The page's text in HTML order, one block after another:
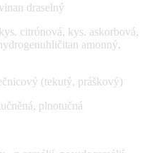
draselný
citrónová, kys. askorbová,
amonný,
(tekutý, práškový)
plnotučná